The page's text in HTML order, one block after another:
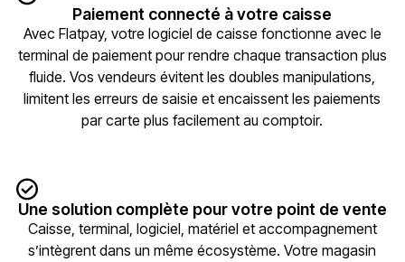
Paiement connecté à votre caisse
Avec Flatpay, votre logiciel de caisse fonctionne avec le
terminal de paiement pour rendre chaque transaction plus
fluide. Vos vendeurs évitent les doubles manipulations,
limitent les erreurs de saisie et encaissent les paiements
par carte plus facilement au comptoir.
Une solution complète pour votre point de vente
Caisse, terminal, logiciel, matériel et accompagnement
s’intègrent dans un même écosystème. Votre magasin